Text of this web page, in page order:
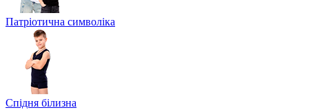
Патріотична символіка
Спідня білизна